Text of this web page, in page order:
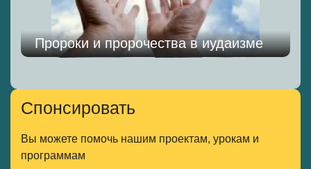
Пророки и пророчества в иудаизме
Спонсировать
Вы можете помочь нашим проектам, урокам и
программам